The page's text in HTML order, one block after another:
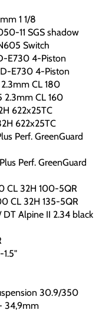
1 1/8
11 SGS shadow
Switch
E730 4-Piston
E730 4-Piston
CL 180
2.3mm CL 160
622x25TC
622x25TC
Perf. GreenGuard
Perf. GreenGuard
CL 32H 100-5QR
CL 32H 135-5QR
Alpine II 2.34 black
1.5"
30.9/350
34,9mm